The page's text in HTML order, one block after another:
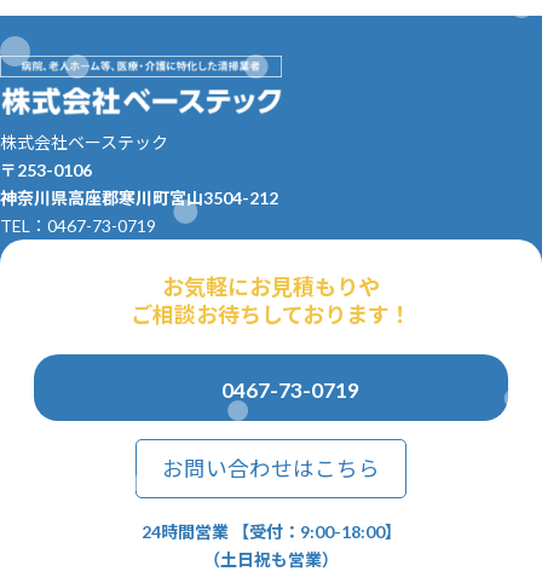
株式会社ベーステック
〒253-0106
神奈川県高座郡寒川町宮山3504-212
TEL：0467-73-0719
お気軽にお見積もりや
ご相談お待ちしております！
0467-73-0719
お問い合わせはこちら
24時間営業 【受付：9:00-18:00】
（土日祝も営業）